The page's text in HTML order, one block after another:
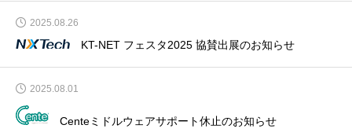
2025.08.26
KT-NET フェスタ2025 協賛出展のお知らせ
2025.08.01
Centeミドルウェアサポート休止のお知らせ